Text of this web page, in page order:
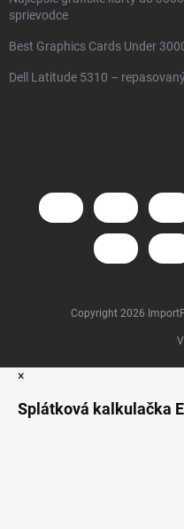
sprievodce
Best Graphics Cards Under
Dell Latitude 5310 –
Copyright 2026
×
Splátková kalkulačka